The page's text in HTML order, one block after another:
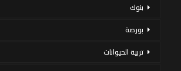
بنوك
بورصة
تربية الحيوانات